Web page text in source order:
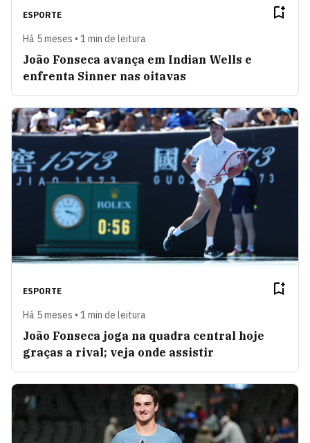
ESPORTE
Há 5 meses • 1 min de leitura
João Fonseca avança em Indian Wells e
enfrenta Sinner nas oitavas
ESPORTE
Há 5 meses • 1 min de leitura
João Fonseca joga na quadra central hoje
graças a rival; veja onde assistir